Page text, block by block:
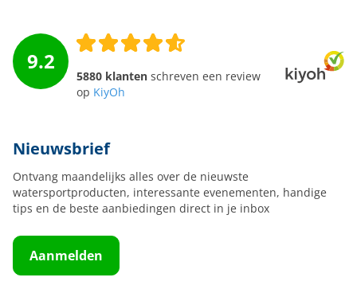
9.2
5880 klanten schreven een review
op KiyOh
Nieuwsbrief
Ontvang maandelijks alles over de nieuwste
watersportproducten, interessante evenementen, handige
tips en de beste aanbiedingen direct in je inbox
Aanmelden